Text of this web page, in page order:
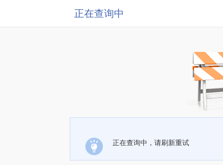
正在查询中
正在查询中，请刷新重试